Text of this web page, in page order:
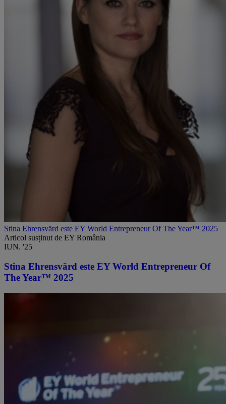
Stina Ehrensvärd este EY World Entrepreneur Of The Year™ 2025
Articol susținut de EY România
IUN. '25
Stina Ehrensvärd este EY World Entrepreneur Of
The Year™ 2025